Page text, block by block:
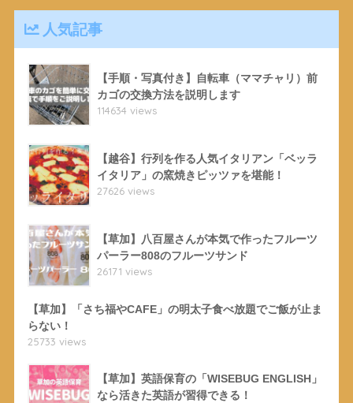
人気記事
【手順・写真付き】自転車（ママチャリ）前
カゴの交換方法を説明します
114634 views
【越谷】行列を作る人気イタリアン「ベッラ
イタリア」の窯焼きピッツァを堪能！
27626 views
【草加】八百屋さんが本気で作ったフルーツ
パーラー808のフルーツサンド
26171 views
【草加】「さち福やCAFE」の明太子食べ放題でご飯が止ま
らない！
25733 views
【草加】英語保育の「WISEBUG ENGLISH」
なら活きた英語が習得できる！